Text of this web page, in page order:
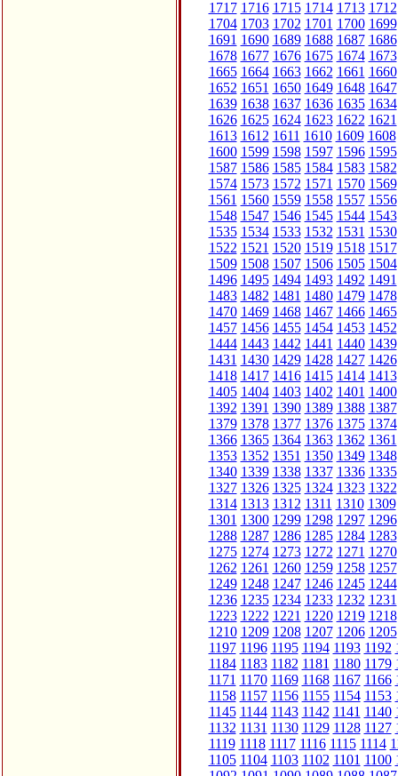
1717 1716 1715 1714 1713 1712
1704 1703 1702 1701 1700 1699
1691 1690 1689 1688 1687 1686
1678 1677 1676 1675 1674 1673
1665 1664 1663 1662 1661 1660
1652 1651 1650 1649 1648 1647
1639 1638 1637 1636 1635 1634
1626 1625 1624 1623 1622 1621
1613 1612 1611 1610 1609 1608
1600 1599 1598 1597 1596 1595
1587 1586 1585 1584 1583 1582
1574 1573 1572 1571 1570 1569
1561 1560 1559 1558 1557 1556
1548 1547 1546 1545 1544 1543
1535 1534 1533 1532 1531 1530
1522 1521 1520 1519 1518 1517
1509 1508 1507 1506 1505 1504
1496 1495 1494 1493 1492 1491
1483 1482 1481 1480 1479 1478
1470 1469 1468 1467 1466 1465
1457 1456 1455 1454 1453 1452
1444 1443 1442 1441 1440 1439
1431 1430 1429 1428 1427 1426
1418 1417 1416 1415 1414 1413
1405 1404 1403 1402 1401 1400
1392 1391 1390 1389 1388 1387
1379 1378 1377 1376 1375 1374
1366 1365 1364 1363 1362 1361
1353 1352 1351 1350 1349 1348
1340 1339 1338 1337 1336 1335
1327 1326 1325 1324 1323 1322
1314 1313 1312 1311 1310 1309
1301 1300 1299 1298 1297 1296
1288 1287 1286 1285 1284 1283
1275 1274 1273 1272 1271 1270
1262 1261 1260 1259 1258 1257
1249 1248 1247 1246 1245 1244
1236 1235 1234 1233 1232 1231
1223 1222 1221 1220 1219 1218
1210 1209 1208 1207 1206 1205
1197 1196 1195 1194 1193 1192
1184 1183 1182 1181 1180 1179
1171 1170 1169 1168 1167 1166
1158 1157 1156 1155 1154 1153
1145 1144 1143 1142 1141 1140
1132 1131 1130 1129 1128 1127
1119 1118 1117 1116 1115 1114
1105 1104 1103 1102 1101 1100